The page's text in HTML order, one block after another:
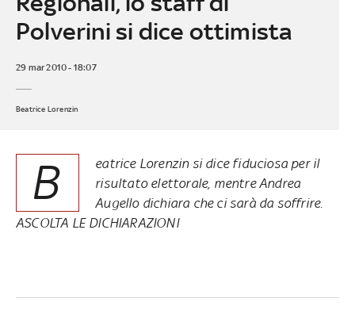
Polverini si dice ottimista
29 mar 2010 - 18:07
Beatrice Lorenzin
B
eatrice Lorenzin si dice fiduciosa per il
risultato elettorale, mentre Andrea
Augello dichiara che ci sarà da soffrire.
ASCOLTA LE DICHIARAZIONI